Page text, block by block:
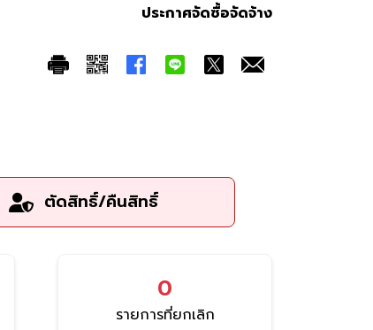
ประกาศจัดซื้อจัดจ้าง
ตัดสิทธิ์/คืนสิทธิ์
0
รายการที่ยกเลิก